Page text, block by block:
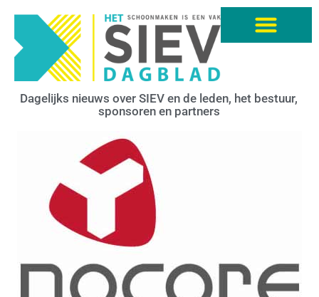
Dagelijks nieuws over SIEV en de leden, het bestuur,
sponsoren en partners